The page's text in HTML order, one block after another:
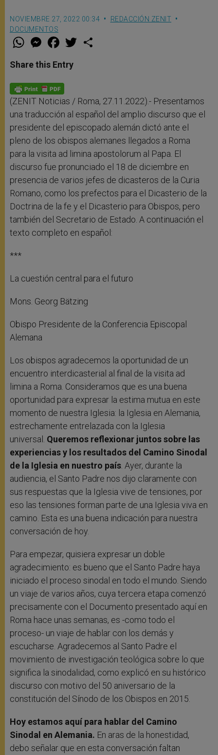
NOVIEMBRE 27, 2022 00:34
REDACCIÓN ZENIT
DOCUMENTOS
W
t
s
p
p
M
e
s
e
g
e
r
F
a
e
b
o
k
w
Share this Entry
(ZENIT Noticias / Roma, 27.11.2022).- Presentamos
una traducción al español del amplio discurso que el
presidente del episcopado alemán dictó ante el
pleno de los obispos alemanes llegados a Roma
para la visita ad limina apostolorum al Papa. El
discurso fue pronunciado el 18 de diciembre en
presencia de varios jefes de dicasteros de la Curia
Romano, como los prefectos para el Dicasterio de la
Doctrina de la fe y el Dicasterio para Obispos, pero
también del Secretario de Estado. A continuación el
texto completo en español:
***
La cuestión central para el futuro
Mons. Georg Bätzing
Obispo Presidente de la Conferencia Episcopal
Alemana
Los obispos agradecemos la oportunidad de un
encuentro interdicasterial al final de la visita ad
limina a Roma. Consideramos que es una buena
oportunidad para expresar la estima mutua en este
momento de nuestra Iglesia: la Iglesia en Alemania,
estrechamente entrelazada con la Iglesia
universal. Queremos reflexionar juntos sobre las
experiencias y los resultados del Camino Sinodal
de la Iglesia en nuestro país . Ayer, durante la
audiencia, el Santo Padre nos dijo claramente con
sus respuestas que la Iglesia vive de tensiones, por
eso las tensiones forman parte de una Iglesia viva en
camino. Esta es una buena indicación para nuestra
conversación de hoy.
Para empezar, quisiera expresar un doble
agradecimiento: es bueno que el Santo Padre haya
iniciado el proceso sinodal en todo el mundo. Siendo
un viaje de varios años, cuya tercera etapa comenzó
precisamente con el Documento presentado aquí en
Roma hace unas semanas, es -como todo el
proceso- un viaje de hablar con los demás y
escucharse. Agradecemos al Santo Padre el
movimiento de investigación teológica sobre lo que
significa la sinodalidad, como explicó en su histórico
discurso con motivo del 50 aniversario de la
constitución del Sínodo de los Obispos en 2015.
Hoy estamos aquí para hablar del Camino
Sinodal en Alemania. En aras de la honestidad,
debo señalar que en esta conversación faltan